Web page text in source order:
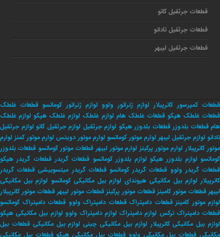
قطعات جرثقیل کاتو
قطعات جرثقیل تادانو
قطعات جرثقیل لیبهر
قطعات کمپرسور کاترپیلار لوازم ژنراتور ولوو لوازم ژنراتور کوماتسو قطعات غلطک
قطعات غلطک هپکو قطعات غلطک هام لوازم غلطک لوازم غلطک هپکو لوازم غلطک
هام قطعات بلدوزر قطعات بلدوزر هپکو لوازم جرثقیل لوازم جرثقیل کاتو لوازم جرثقیل
تادانو لوازم جرثقیل لیبهر لوارم موتور کوماتسو لوارم موتور دویتس لوارم موتور کمنز لوارم
موتور کاترپیلار لوارم موتور پرکینز لوارم موتور لیبهر قطعات موتور کوماتسو قطعات بلدوزر
کوماتسو لوازم بلدوزر هپکو لوازم بلدوزر کوماتسو قطعات گریدر قطعات گریدر هپکو
قطعات گریدر ولوو قطعات گریدر کوماتسو قطعات گریدر میتسوبیشی قطعات گریدر
کاترپیلار لوازم بیل مکانیکی هیوندای لوازم بیل مکانیکی کوماتسو لوازم بیل مکانیکی
لیبهرقطعات موتور کامینزقطعات موتور پرکینزقطعات موتور لیبهرقطعات موتور کاترپیلار
لوازم موتور کامینز قطعات دامپتراک قطعات دامپتراک ولوو قطعات دامپتراک کوماتسو
قطعات دامپتراک ترکس لوازم دامپتراک لوازم دامپتراک ولوو لوازم بیل مکانیکی هپکو
لوازم بیل مکانیکی کاترپیلار لوازم بیل مکانیکی چینی لوازم بیل مکانیکی قطعات بیل